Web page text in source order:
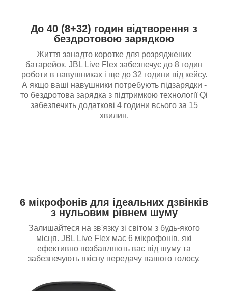
До 40 (8+32) годин відтворення з
бездротовою зарядкою
Життя занадто коротке для розряджених
батарейок. JBL Live Flex забезпечує до 8 годин
роботи в навушниках і ще до 32 години від кейсу.
А якщо ваші навушники потребують підзарядки -
то бездротова зарядка з підтримкою технології Qi
забезпечить додаткові 4 години всього за 15
хвилин.
6 мікрофонів для ідеальних дзвінків
з нульовим рівнем шуму
Залишайтеся на зв'язку зі світом з будь-якого
місця. JBL Live Flex має 6 мікрофонів, які
ефективно позбавляють вас від шуму та
забезпечують якісну передачу вашого голосу.